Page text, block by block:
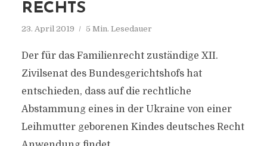
RECHTS
23. April 2019 5 Min. Lesedauer
Der für das Familienrecht zuständige XII.
Zivilsenat des Bundesgerichtshofs hat
entschieden, dass auf die rechtliche
Abstammung eines in der Ukraine von einer
Leihmutter geborenen Kindes deutsches Recht